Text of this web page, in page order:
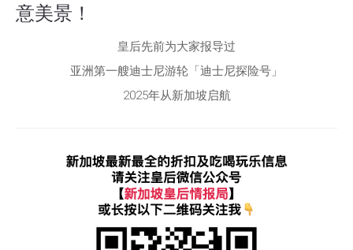
意美景！
皇后先前为大家报导过
亚洲第一艘迪士尼游轮「迪士尼探险号」
2025年从新加坡启航